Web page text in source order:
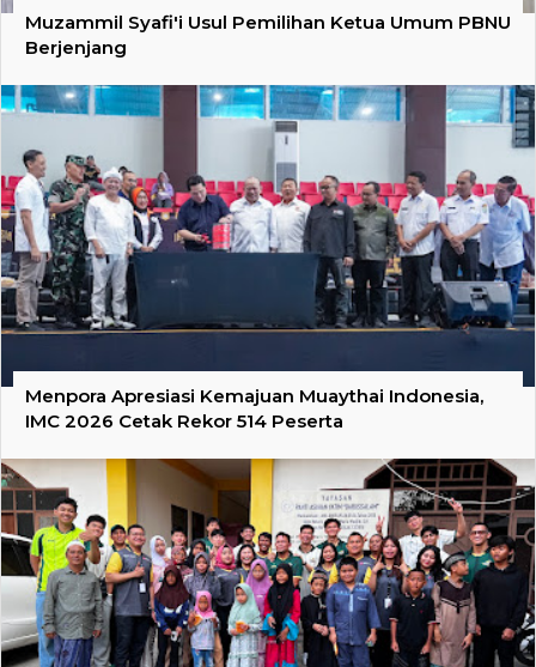
Muzammil Syafi'i Usul Pemilihan Ketua Umum PBNU
Berjenjang
Menpora Apresiasi Kemajuan Muaythai Indonesia,
IMC 2026 Cetak Rekor 514 Peserta